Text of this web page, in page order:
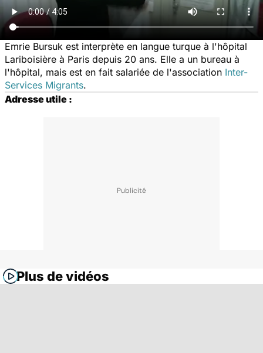
Emrie Bursuk est interprète en langue turque à l'hôpital
Lariboisière à Paris depuis 20 ans. Elle a un bureau à
l'hôpital, mais est en fait salariée de l'association Inter-
Services Migrants.
Adresse utile :
Plus de vidéos